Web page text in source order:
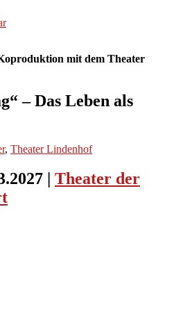
mit dem Theater
– Das Leben als
, Theater Lindenhof
| Theater der